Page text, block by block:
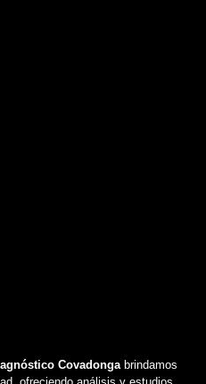
Covadonga brindamos